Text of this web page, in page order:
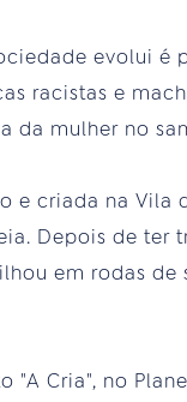
evolui
racistas e
da mulher no
e criada na
Depois de ter
em rodas
"A Cria", no